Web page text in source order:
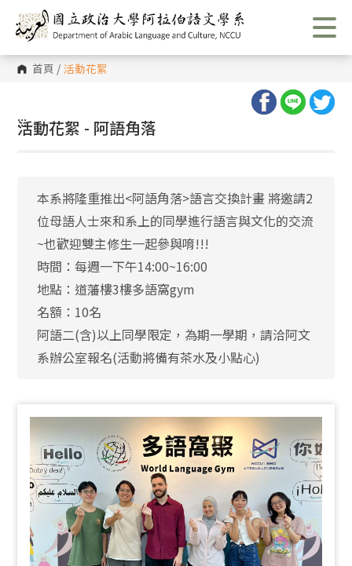
跳
到
主
內
容 首頁 / 活動花絮
:::
活動花絮 - 阿語角落
本系將隆重推出<阿語角落>語言交換計畫 將邀請2
位母語人士來和系上的同學進行語言與文化的交流
~也歡迎雙主修生一起參與唷!!!
時間：每週一下午14:00~16:00
地點：道藩樓3樓多語窩gym
名額：10名
阿語二(含)以上同學限定，為期一學期，請洽阿文
系辦公室報名(活動將備有茶水及小點心)